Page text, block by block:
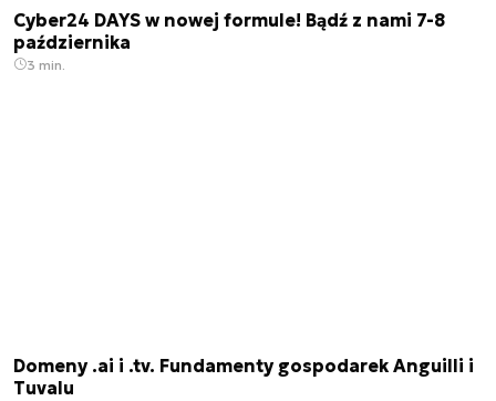
Cyber24 DAYS w nowej formule! Bądź z nami 7-8
października
3 min.
Domeny .ai i .tv. Fundamenty gospodarek Anguilli i
Tuvalu